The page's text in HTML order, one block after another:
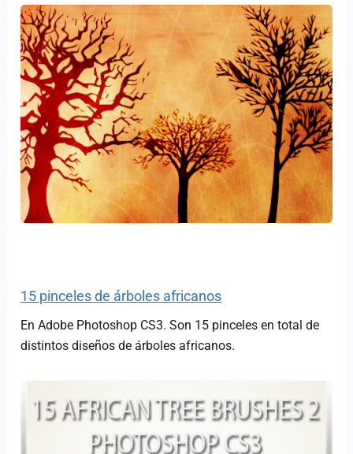
15 pinceles de árboles africanos
En Adobe Photoshop CS3. Son 15 pinceles en total de
distintos diseños de árboles africanos.